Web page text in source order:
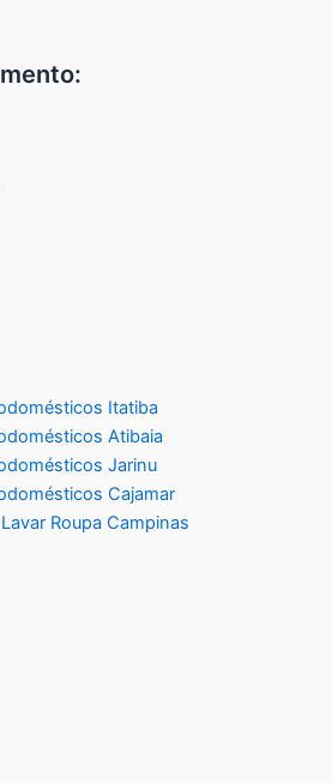
Itatiba
Atibaia
Jarinu
Cajamar
Roupa Campinas